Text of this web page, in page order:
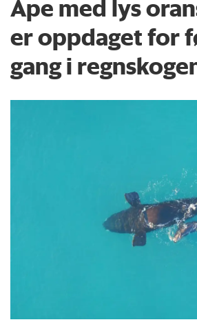
Ape med lys
er oppdaget for
gang i